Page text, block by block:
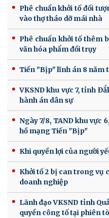
Phê chuẩn khởi tố đối
vào thợ tháo dỡ mái nhà
Phê chuẩn khởi tố thêm
văn hóa phẩm đồi trụy
Tiến "Bịp" lĩnh án 8 năm
VKSND khu vực 7, tỉnh
hành án dân sự
Ngày 7/8, TAND khu vực
hồ mạng Tiến "Bịp"
Khi quyền lợi của người
Khởi tố 2 bị can trong vụ
doanh nghiệp
Lãnh đạo VKSND tỉnh
quyền công tố tại phiên